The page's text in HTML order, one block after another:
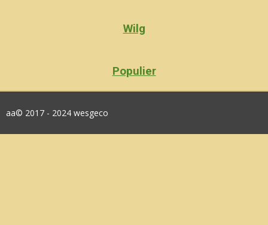
Wilg
Populier
aa© 2017 - 2024 wesgeco